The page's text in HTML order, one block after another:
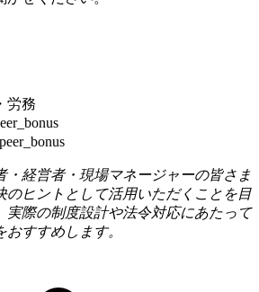
労務
・経営者・現場マネージャーの皆さま
のヒントとして活用いただくことを目
実際の制度設計や法令対応にあたって
すすめします。